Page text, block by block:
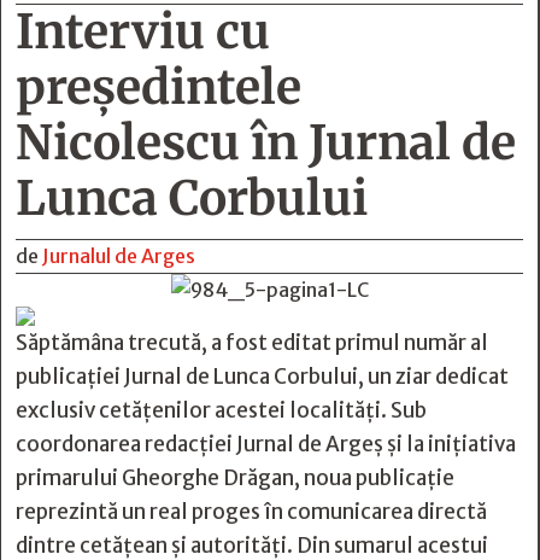
Interviu cu
preşedintele
Nicolescu în Jurnal de
Lunca Corbului
de Jurnalul de Arges
Săptămâna trecută, a fost editat primul număr al
publicației Jurnal de Lunca Corbului, un ziar dedicat
exclusiv cetățenilor acestei localități. Sub
coordonarea redacției Jurnal de Argeș și la inițiativa
primarului Gheorghe Drăgan, noua publicație
reprezintă un real proges în comunicarea directă
dintre cetățean și autorități. Din sumarul acestui